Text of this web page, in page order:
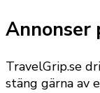
Annonser
TravelGrip.se
stäng gärna av